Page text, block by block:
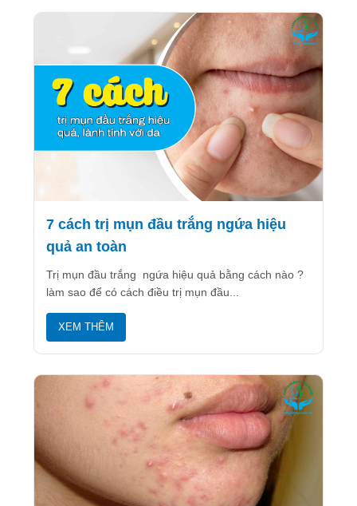
7 cách trị mụn đầu trắng ngứa hiệu
quả an toàn
Trị mụn đầu trắng ngứa hiệu quả bằng cách nào ?
làm sao để có cách điều trị mụn đầu...
XEM THÊM